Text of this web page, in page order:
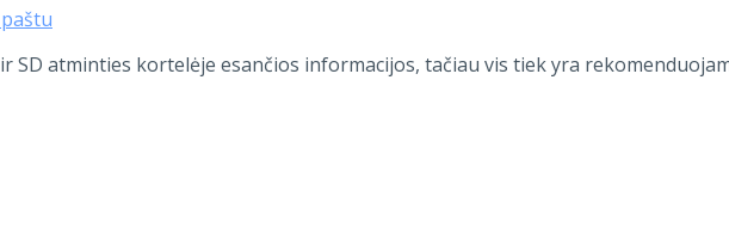
SD atminties kortelėje esančios informacijos, tačiau vis tiek yra